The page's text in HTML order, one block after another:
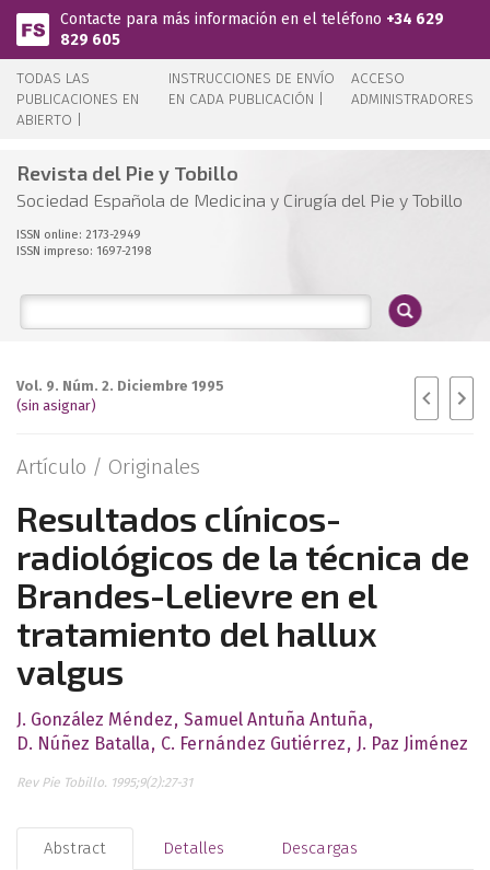
Pasar al contenido principal
Contacte para más información en el teléfono +34 629
829 605
TODAS LAS
PUBLICACIONES EN
ABIERTO |
INSTRUCCIONES DE ENVÍO
EN CADA PUBLICACIÓN |
ACCESO
ADMINISTRADORES
Revista del Pie y Tobillo
Sociedad Española de Medicina y Cirugía del Pie y Tobillo
ISSN online: 2173-2949
ISSN impreso: 1697-2198
Vol. 9. Núm. 2. Diciembre 1995
(sin asignar)
Artículo / Originales
Resultados clínicos-
radiológicos de la técnica de
Brandes-Lelievre en el
tratamiento del hallux
valgus
J. González Méndez Samuel Antuña Antuña
D. Núñez Batalla
C. Fernández Gutiérrez J. Paz Jiménez
Rev Pie Tobillo. 1995;9(2):27-31
Abstract Detalles Descargas